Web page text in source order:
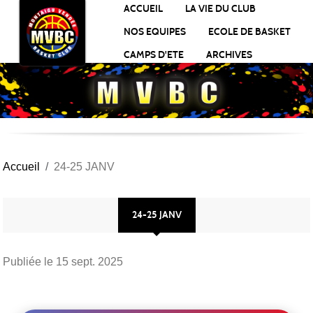
ACCUEIL
LA VIE DU CLUB
NOS EQUIPES
ECOLE DE BASKET
CAMPS D'ETE
ARCHIVES
Accueil 24-25 JANV
24-25 JANV
Publiée le 15 sept. 2025
Panneau de gestion des cookies